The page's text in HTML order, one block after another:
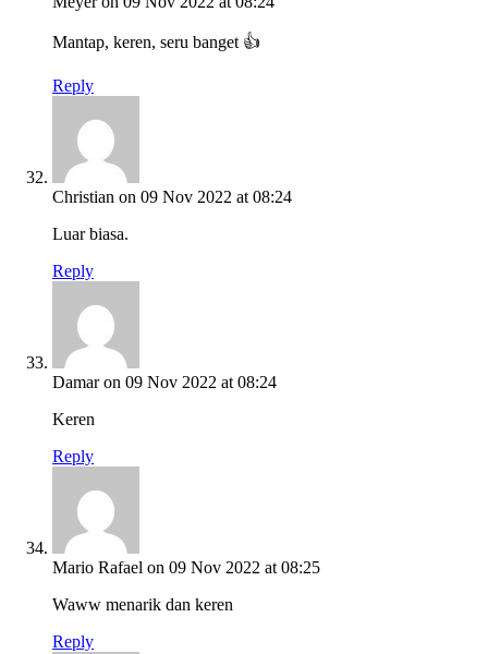
Mantap, keren, seru banget 👍
Reply
Christian on 09 Nov 2022 at 08:24
Luar biasa.
Reply
Damar on 09 Nov 2022 at 08:24
Keren
Reply
Mario Rafael on 09 Nov 2022 at 08:25
Waww menarik dan keren
Reply